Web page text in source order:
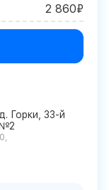
2 860₽
Горки, 33-й
№2